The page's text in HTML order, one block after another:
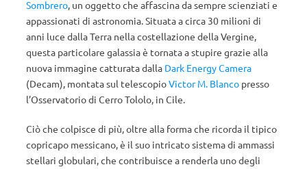
Sombrero, un oggetto che affascina da sempre scienziati e
appassionati di astronomia. Situata a circa 30 milioni di
anni luce dalla Terra nella costellazione della Vergine,
questa particolare galassia è tornata a stupire grazie alla
nuova immagine catturata dalla Dark Energy Camera
(Decam), montata sul telescopioVictor M. Blanco presso
l’Osservatorio di Cerro Tololo, in Cile.
Ciò che colpisce di più, oltre alla forma che ricorda il tipico
copricapo messicano, è il suo intricato sistema di ammassi
stellari globulari, che contribuisce a renderla uno degli